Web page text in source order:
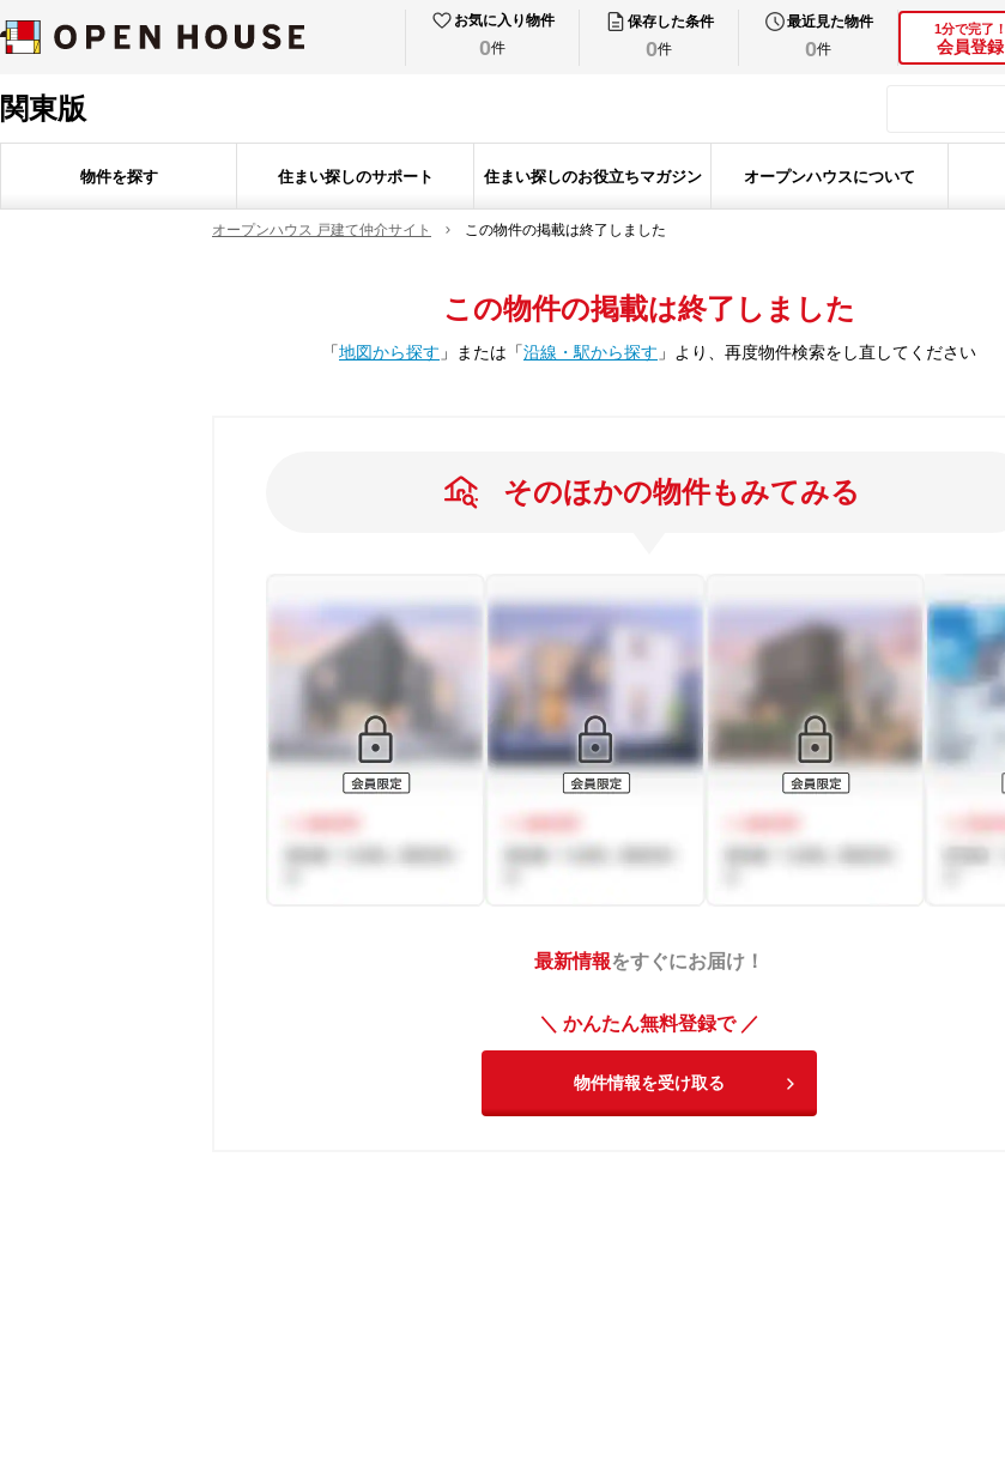
お気に入り物件
0件
保存した条件
0件
最近見た物件
0件
1分で完了！
会員登録
関東版
物件を探す 住まい探しのサポート 住まい探しのお役立ちマガジン オープンハウスについて
オープンハウス 戸建て仲介サイト この物件の掲載は終了しました
この物件の掲載は終了しました
「地図から探す 」 または 「沿線・駅から探す 」 より、再度物件検索をし直してください
そのほかの物件もみてみる
最新情報をすぐにお届け！
＼ かんたん無料登録で ／
物件情報を受け取る